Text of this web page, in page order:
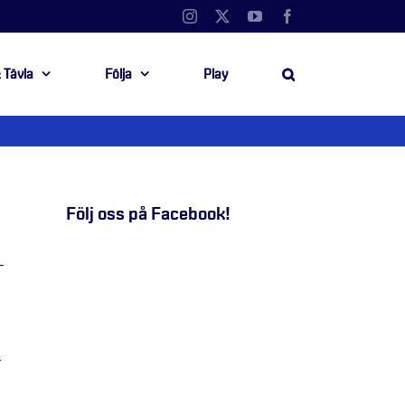
Instagram YouTube
Tävla Följa Play
Följ oss på Facebook!